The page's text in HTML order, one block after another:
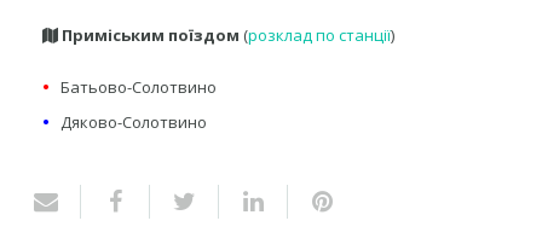
Приміським поїздом (розклад по станції)
• Батьово-Солотвино
• Дяково-Солотвино